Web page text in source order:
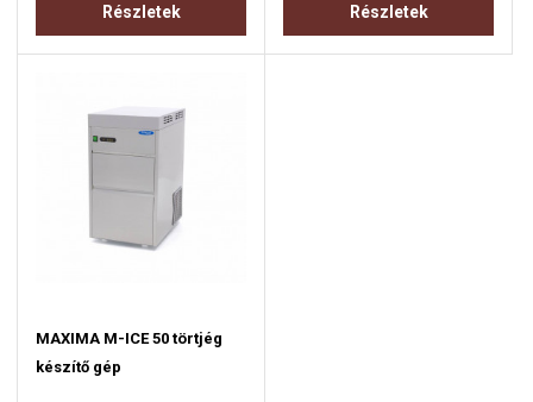
Részletek Részletek
MAXIMA M-ICE 50 törtjég
készítő gép